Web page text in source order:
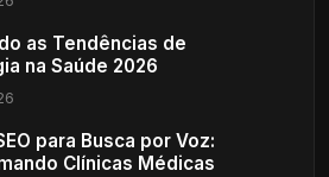
as Tendências de
na Saúde 2026
para Busca por Voz:
Clínicas Médicas